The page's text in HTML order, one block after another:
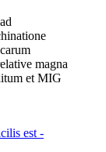
magna
et MIG